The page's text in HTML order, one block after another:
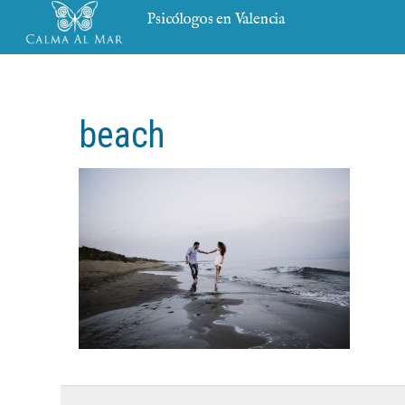
Psicólogos en Valencia
beach